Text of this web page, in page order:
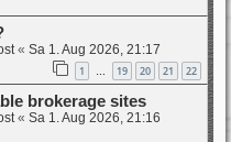
« Sa 1. Aug 2026, 21:17
1 19 20 21 22
brokerage sites
« Sa 1. Aug 2026, 21:16